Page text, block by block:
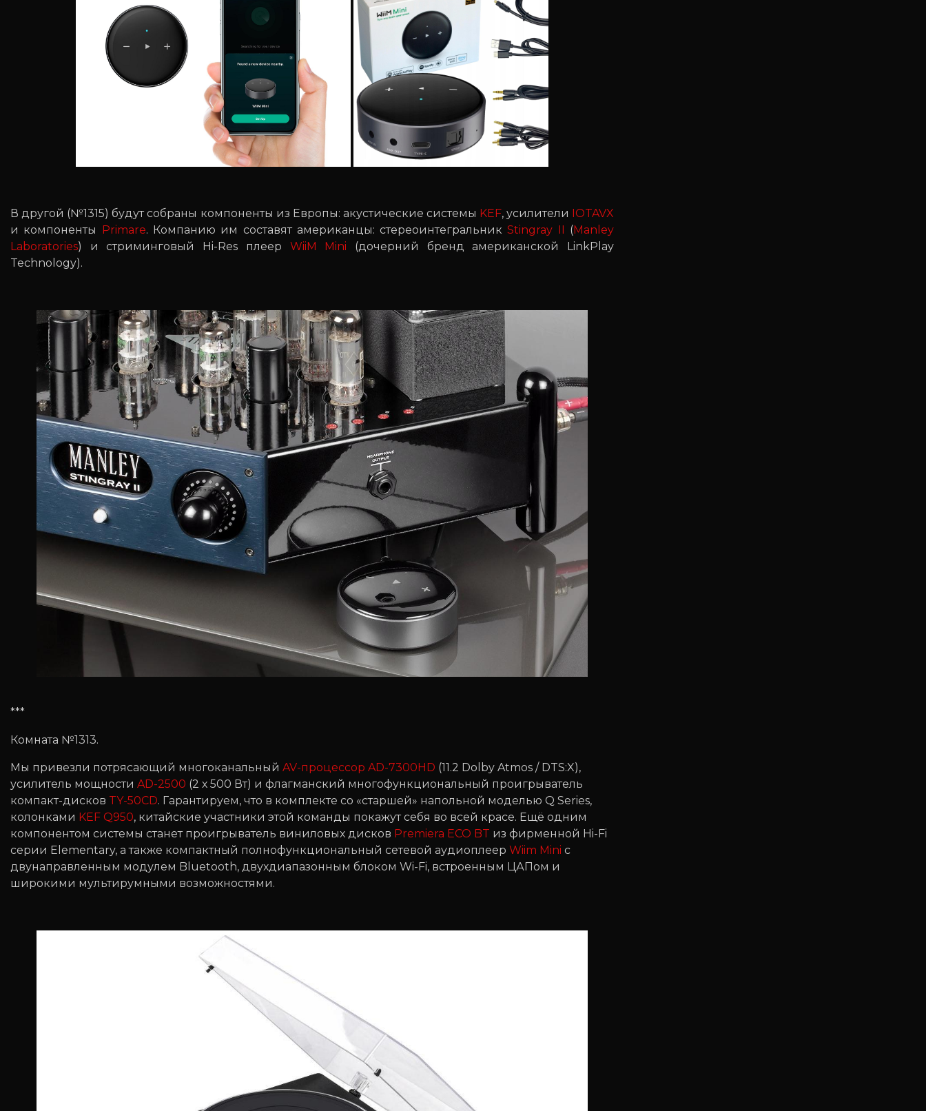
В другой (№1315) будут собраны компоненты из Европы: акустические системы KEF, усилители IOTAVX
и компоненты
Primare. Компанию им составят американцы: стереоинтегральникStingray II (Manley
Laboratories) и стриминговый Hi-Res плеер WiiM Mini (дочерний бренд американской LinkPlay
Technology).
***
Комната №1313.
Мы привезли потрясающий многоканальный AV-процессор AD-7300HD (11.2 Dolby Atmos / DTS:X),
усилитель мощности AD-2500 (2 х 500 Вт) и флагманский многофункциональный проигрыватель
компакт-дисков TY-50CD. Гарантируем, что в комплекте со «старшей» напольной моделью Q Series,
колонками KEF Q950, китайские участники этой команды покажут себя во всей красе. Ещё одним
компонентом системы станет проигрыватель виниловых дисков Premiera ECO BT из фирменной Hi-Fi
серии Elementary, а также компактный полнофункциональный сетевой аудиоплеер Wiim Mini с
двунаправленным модулем Bluetooth, двухдиапазонным блоком Wi-Fi, встроенным ЦАПом и
широкими мультирумными возможностями.